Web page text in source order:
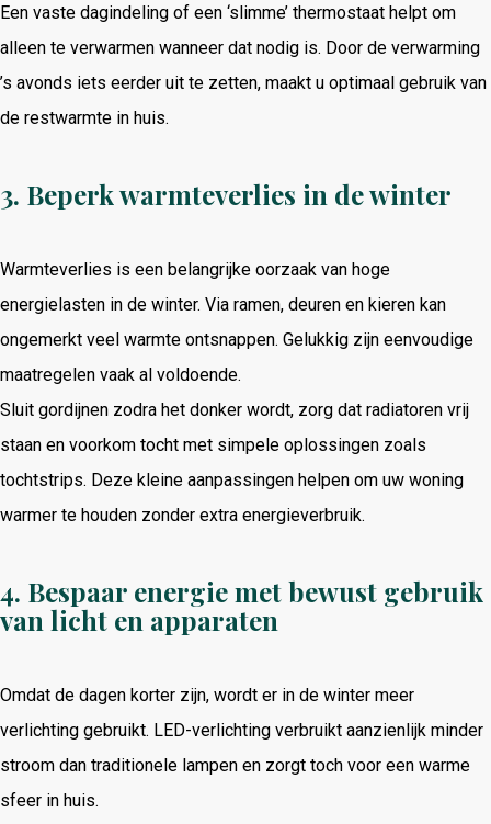
Een vaste dagindeling of een ‘slimme’ thermostaat helpt om
alleen te verwarmen wanneer dat nodig is. Door de verwarming
’s avonds iets eerder uit te zetten, maakt u optimaal gebruik van
de restwarmte in huis.
3. Beperk warmteverlies in de winter
Warmteverlies is een belangrijke oorzaak van hoge
energielasten in de winter. Via ramen, deuren en kieren kan
ongemerkt veel warmte ontsnappen. Gelukkig zijn eenvoudige
maatregelen vaak al voldoende.
Sluit gordijnen zodra het donker wordt, zorg dat radiatoren vrij
staan en voorkom tocht met simpele oplossingen zoals
tochtstrips. Deze kleine aanpassingen helpen om uw woning
warmer te houden zonder extra energieverbruik.
4. Bespaar energie met bewust gebruik
van licht en apparaten
Omdat de dagen korter zijn, wordt er in de winter meer
verlichting gebruikt. LED-verlichting verbruikt aanzienlijk minder
stroom dan traditionele lampen en zorgt toch voor een warme
sfeer in huis.